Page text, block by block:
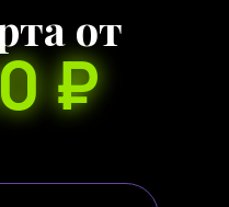
от
₽